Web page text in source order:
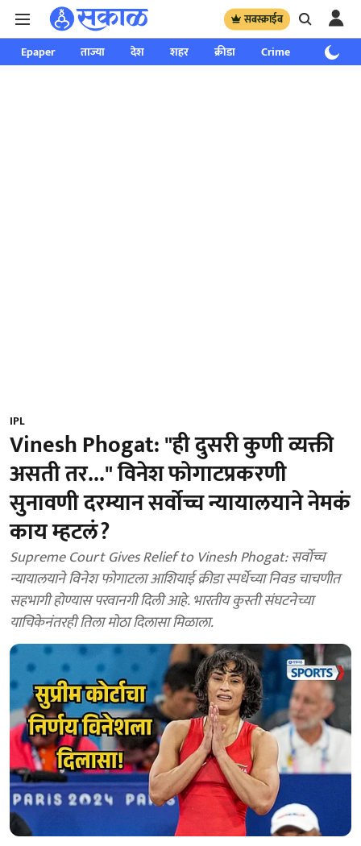
सबस्क्राईब
Epaper ताज्या देश शहर क्रीडा Crime साप्ताहिक
IPL
Vinesh Phogat: "ही दुसरी कुणी व्यक्ती
असती तर..." विनेश फोगाटप्रकरणी
सुनावणी दरम्यान सर्वोच्च न्यायालयाने नेमकं
काय म्हटलं?
Supreme Court Gives Relief to Vinesh Phogat: सर्वोच्च
न्यायालयाने विनेश फोगाटला आशियाई क्रीडा स्पर्धेच्या निवड चाचणीत
सहभागी होण्यास परवानगी दिली आहे. भारतीय कुस्ती संघटनेच्या
याचिकेनंतरही तिला मोठा दिलासा मिळाला.